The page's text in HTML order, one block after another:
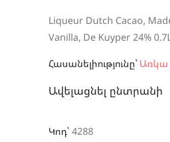
Liqueur Dutch Cacao,
Vanilla, De Kuyper 24%
Հասանելիությունը՝ Առկա
Ավելացնել ընտրանի
Կոդ՝ 4288